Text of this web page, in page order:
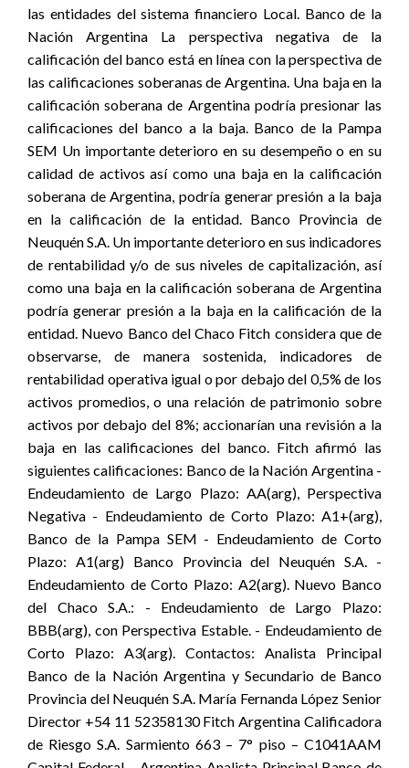
las entidades del sistema financiero Local. Banco de la
Nación Argentina La perspectiva negativa de la
calificación del banco está en línea con la perspectiva de
las calificaciones soberanas de Argentina. Una baja en la
calificación soberana de Argentina podría presionar las
calificaciones del banco a la baja. Banco de la Pampa
SEM Un importante deterioro en su desempeño o en su
calidad de activos así como una baja en la calificación
soberana de Argentina, podría generar presión a la baja
en la calificación de la entidad. Banco Provincia de
Neuquén S.A. Un importante deterioro en sus indicadores
de rentabilidad y/o de sus niveles de capitalización, así
como una baja en la calificación soberana de Argentina
podría generar presión a la baja en la calificación de la
entidad. Nuevo Banco del Chaco Fitch considera que de
observarse, de manera sostenida, indicadores de
rentabilidad operativa igual o por debajo del 0,5% de los
activos promedios, o una relación de patrimonio sobre
activos por debajo del 8%; accionarían una revisión a la
baja en las calificaciones del banco. Fitch afirmó las
siguientes calificaciones: Banco de la Nación Argentina -
Endeudamiento de Largo Plazo: AA(arg), Perspectiva
Negativa - Endeudamiento de Corto Plazo: A1+(arg),
Banco de la Pampa SEM - Endeudamiento de Corto
Plazo: A1(arg) Banco Provincia del Neuquén S.A. -
Endeudamiento de Corto Plazo: A2(arg). Nuevo Banco
del Chaco S.A.: - Endeudamiento de Largo Plazo:
BBB(arg), con Perspectiva Estable. - Endeudamiento de
Corto Plazo: A3(arg). Contactos: Analista Principal
Banco de la Nación Argentina y Secundario de Banco
Provincia del Neuquén S.A. María Fernanda López Senior
Director +54 11 52358130 Fitch Argentina Calificadora
de Riesgo S.A. Sarmiento 663 – 7° piso – C1041AAM